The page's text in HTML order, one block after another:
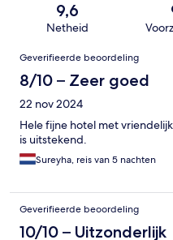
9,6
Netheid
Beoordelingen
Geverifieerde beoordeling
8/10 – Zeer goed
22 nov 2024
Hele fijne hotel met
is uitstekend.
Sureyha, reis van 5 nachten
Geverifieerde beoordeling
10/10 – Uitzonderlijk